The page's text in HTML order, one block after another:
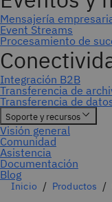
Inicio Productos